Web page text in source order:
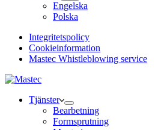
Engelska
Polska
Integritetspolicy
Cookieinformation
Mastec Whistleblowing service
Tjänster
Bearbetning
Formsprutning